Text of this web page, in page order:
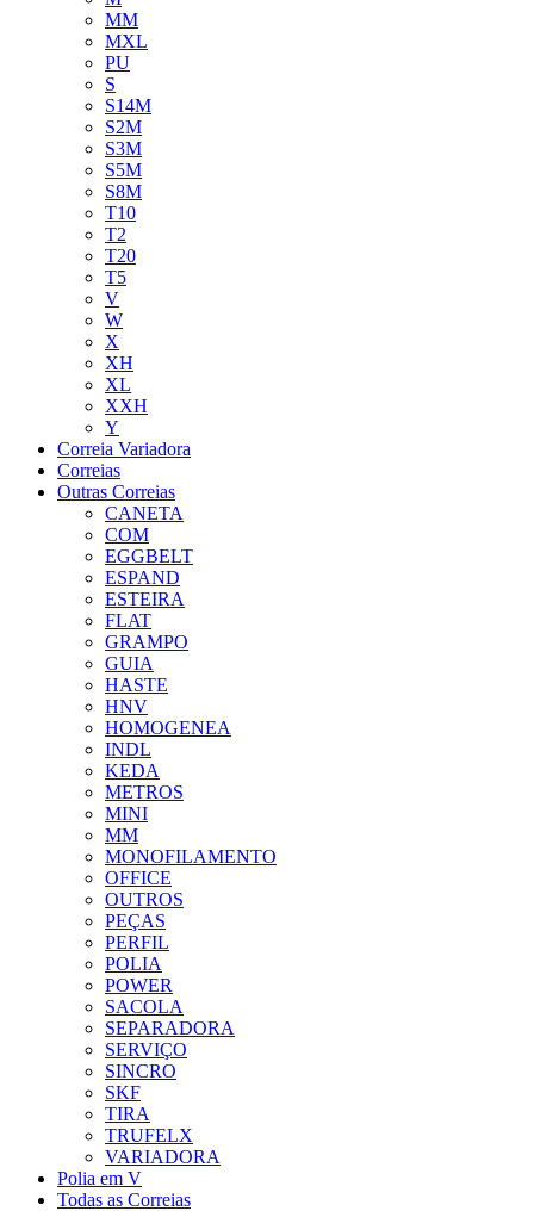
MM
MXL
PU
S
S14M
S2M
S3M
S5M
S8M
T10
T2
T20
T5
V
W
X
XH
XL
XXH
Y
Correia Variadora
Correias
Outras Correias
CANETA
COM
EGGBELT
ESPAND
ESTEIRA
FLAT
GRAMPO
GUIA
HASTE
HNV
HOMOGENEA
INDL
KEDA
METROS
MINI
MM
MONOFILAMENTO
OFFICE
OUTROS
PEÇAS
PERFIL
POLIA
POWER
SACOLA
SEPARADORA
SERVIÇO
SINCRO
SKF
TIRA
TRUFELX
VARIADORA
Polia em V
Todas as Correias